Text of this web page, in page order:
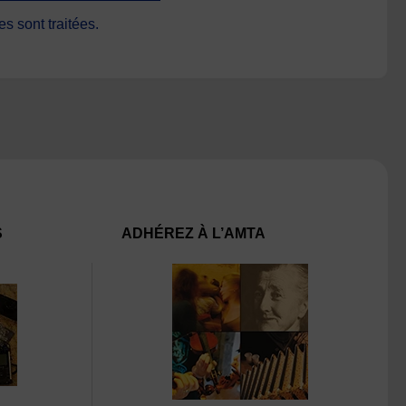
sont traitées.
ADHÉREZ À L’AMTA